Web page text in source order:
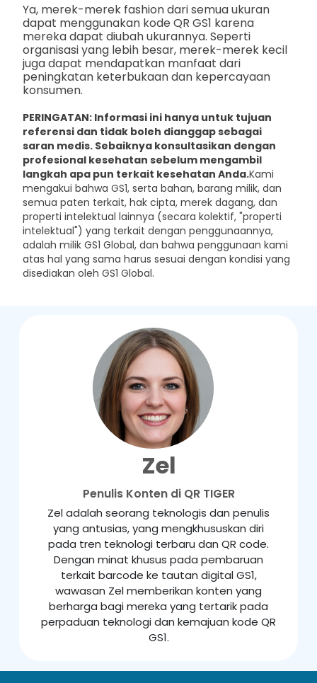
Ya, merek-merek fashion dari semua ukuran
dapat menggunakan kode QR GS1 karena
mereka dapat diubah ukurannya. Seperti
organisasi yang lebih besar, merek-merek kecil
juga dapat mendapatkan manfaat dari
peningkatan keterbukaan dan kepercayaan
konsumen.
PERINGATAN: Informasi ini hanya untuk tujuan
referensi dan tidak boleh dianggap sebagai
saran medis. Sebaiknya konsultasikan dengan
profesional kesehatan sebelum mengambil
langkah apa pun terkait kesehatan Anda.Kami
mengakui bahwa GS1, serta bahan, barang milik, dan
semua paten terkait, hak cipta, merek dagang, dan
properti intelektual lainnya (secara kolektif, "properti
intelektual") yang terkait dengan penggunaannya,
adalah milik GS1 Global, dan bahwa penggunaan kami
atas hal yang sama harus sesuai dengan kondisi yang
disediakan oleh GS1 Global.
Zel
Penulis Konten di QR TIGER
Zel adalah seorang teknologis dan penulis
yang antusias, yang mengkhususkan diri
pada tren teknologi terbaru dan QR code.
Dengan minat khusus pada pembaruan
terkait barcode ke tautan digital GS1,
wawasan Zel memberikan konten yang
berharga bagi mereka yang tertarik pada
perpaduan teknologi dan kemajuan kode QR
GS1.